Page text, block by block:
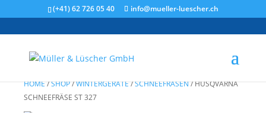
(+41) 62 726 05 40 info@mueller-luescher.ch
HOME/SHOP/WINTERGERÄTE/SCHNEEFRÄSEN/HUSQVARNA
SCHNEEFRÄSE ST 327